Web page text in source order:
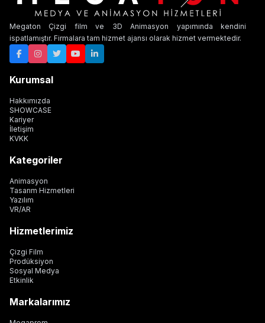
Megaton Çizgi film ve 3D Animasyon yapımında kendini
ispatlamıştır. Firmalara tam hizmet ajansı olarak hizmet vermektedir.
Kurumsal
Hakkımızda
SHOWCASE
Kariyer
İletişim
KVKK
Kategoriler
Animasyon
Tasarım Hizmetleri
Yazılım
VR/AR
Hizmetlerimiz
Çizgi Film
Prodüksiyon
Sosyal Medya
Etkinlik
Markalarımız